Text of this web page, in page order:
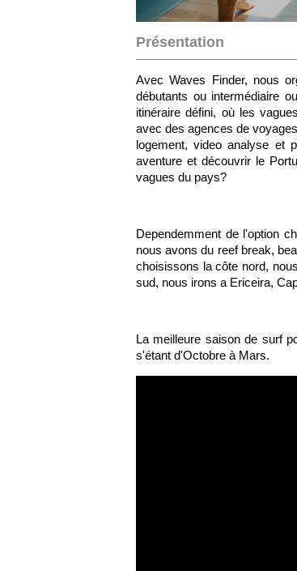
Présentation
Avec Waves Finder, nous
débutants ou intermédiaire
itinéraire défini, où les
avec des agences de
logement, video analyse et
aventure et découvrir le
vagues du pays?
Dependemment de l'option
nous avons du reef break,
choisissons la côte nord,
sud, nous irons a Ericeira,
La meilleure saison de surf
s'étant d'Octobre à Mars.